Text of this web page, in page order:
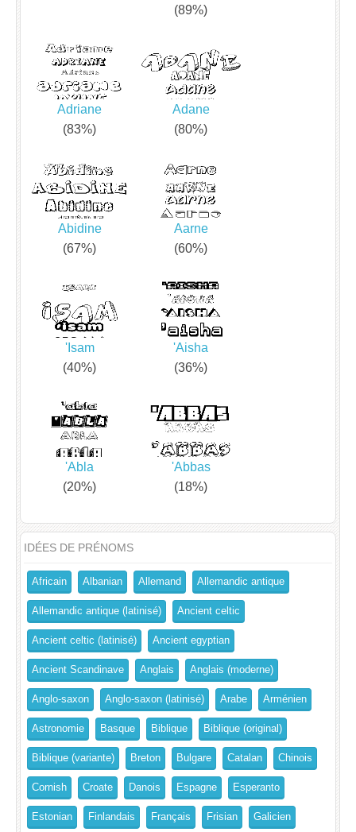
(89%)
Adriane
(83%)
Adane
(80%)
Abidine
(67%)
Aarne
(60%)
'Isam
(40%)
'Aisha
(36%)
'Abla
(20%)
'Abbas
(18%)
IDÉES DE PRÉNOMS
Africain Albanian Allemand Allemandic antique
Allemandic antique (latinisé) Ancient celtic
Ancient celtic (latinisé) Ancient egyptian
Ancient Scandinave Anglais Anglais (moderne)
Anglo-saxon Anglo-saxon (latinisé) Arabe Arménien
Astronomie Basque Biblique Biblique (original)
Biblique (variante) Breton Bulgare Catalan Chinois
Cornish Croate Danois Espagne Esperanto
Estonian Finlandais Français Frisian Galicien